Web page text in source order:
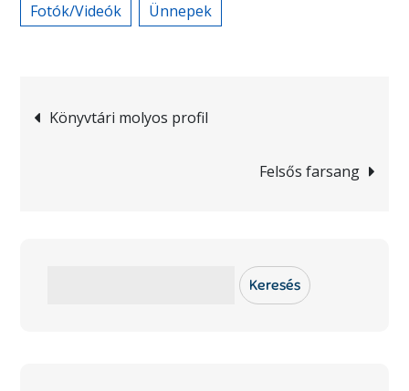
Fotók/Videók Ünnepek
Bejegyzés
Könyvtári molyos profil
Felsős farsang
Keresés